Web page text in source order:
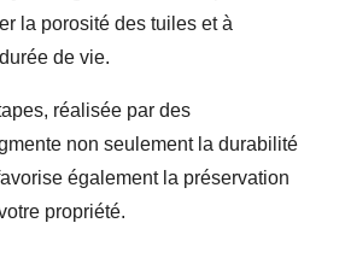
la porosité des tuiles et à
de vie.
réalisée par des
non seulement la durabilité
également la préservation
propriété.